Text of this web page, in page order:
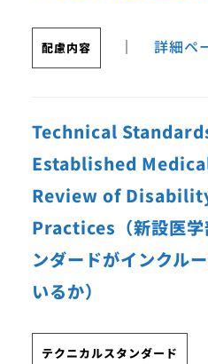
配慮内容 ｜ 詳細ペ
Technical
Established
Review of
Practices（新設医学
ンダードがインクル
いるか）
テクニカルスタンダード